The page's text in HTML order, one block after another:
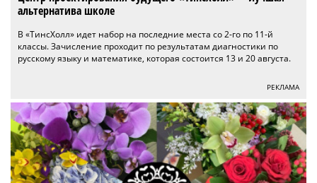
альтернатива школе
В «ТинсХолл» идет набор на последние места со 2-го по 11-й
классы. Зачисление проходит по результатам диагностики по
русскому языку и математике, которая состоится 13 и 20 августа.
РЕКЛАМА